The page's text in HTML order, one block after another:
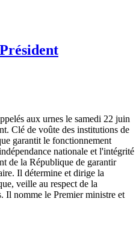
aux urnes le samedi 22 juin
Clé de voûte des institutions de
garantit le fonctionnement
nationale et l'intégrité
de la République de garantir
Il détermine et dirige la
veille au respect de la
Il nomme le Premier ministre et